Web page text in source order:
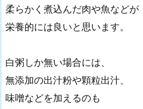
柔らかく煮込んだ肉や魚などが
栄養的には良いと思います。
白粥しか無い場合には、
無添加の出汁粉や顆粒出汁、
味噌などを加えるのも